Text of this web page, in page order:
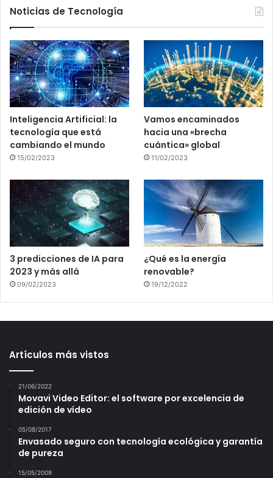
Noticias de Tecnología
Inteligencia Artificial: la
tecnología que está
cambiando el mundo
15/02/2023
Vamos encaminados
hacia una «brecha
cuántica» global
11/02/2023
3 predicciones de IA para
2023 y más allá
09/02/2023
¿Qué es la energía
renovable?
19/12/2022
Artículos más vistos
21/06/2022
Movavi Video Editor: el software por excelencia de
edición de vídeo
05/08/2017
Envasado seguro con tecnología ecológica y garantía
de pureza
15/05/2009